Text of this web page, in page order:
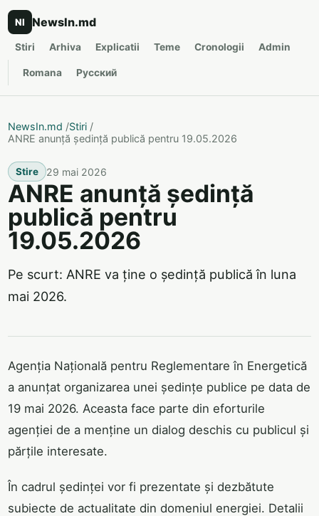
NI NewsIn.md
Stiri Arhiva Explicatii Teme Cronologii Admin
Romana Русский
NewsIn.md /Stiri /
ANRE anunță ședință publică pentru 19.05.2026
Stire 29 mai 2026
ANRE anunță ședință
publică pentru
19.05.2026
Pe scurt: ANRE va ține o ședință publică în luna
mai 2026.
Agenția Națională pentru Reglementare în Energetică
a anunțat organizarea unei ședințe publice pe data de
19 mai 2026. Aceasta face parte din eforturile
agenției de a menține un dialog deschis cu publicul și
părțile interesate.
În cadrul ședinței vor fi prezentate și dezbătute
subiecte de actualitate din domeniul energiei. Detalii